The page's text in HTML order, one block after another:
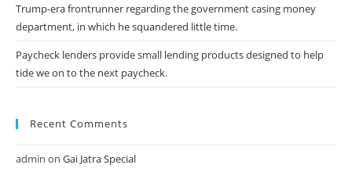
Trump-era frontrunner regarding the government casing money
department, in which he squandered little time.
Paycheck lenders provide small lending products designed to help
tide we on to the next paycheck.
Recent Comments
admin on Gai Jatra Special